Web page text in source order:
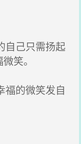
己只需扬起
笑。
的微笑发自